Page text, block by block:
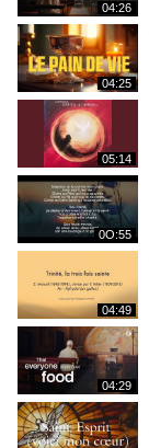
04:26
04:25
05:14
0O:55
04:49
04:29